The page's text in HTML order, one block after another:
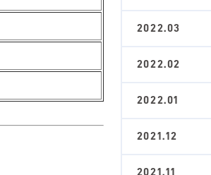
2022.03
2022.02
2022.01
2021.12
2021.11